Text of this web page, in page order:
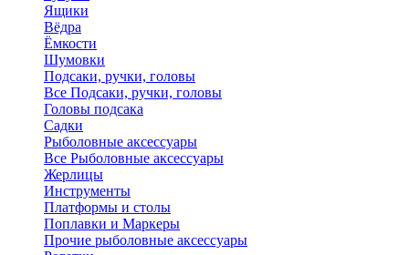
Ящики
Вёдра
Ёмкости
Шумовки
Подсаки, ручки, головы
Все Подсаки, ручки, головы
Головы подсака
Садки
Рыболовные аксессуары
Все Рыболовные аксессуары
Жерлицы
Инструменты
Платформы и столы
Поплавки и Маркеры
Прочие рыболовные аксессуары